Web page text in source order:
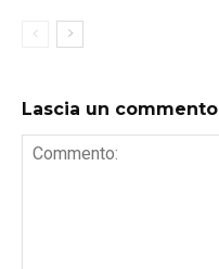
Lascia un commento